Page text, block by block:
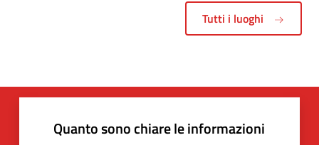
Tutti i luoghi
Quanto sono chiare le informazioni